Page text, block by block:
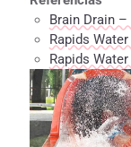
Brain Drain
Rapids
Rapids